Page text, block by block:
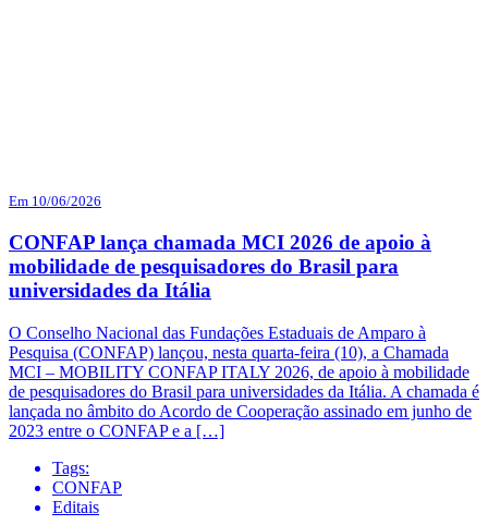
Em 10/06/2026
CONFAP lança chamada MCI 2026 de apoio à
mobilidade de pesquisadores do Brasil para
universidades da Itália
O Conselho Nacional das Fundações Estaduais de Amparo à
Pesquisa (CONFAP) lançou, nesta quarta-feira (10), a Chamada
MCI – MOBILITY CONFAP ITALY 2026, de apoio à mobilidade
de pesquisadores do Brasil para universidades da Itália. A chamada é
lançada no âmbito do Acordo de Cooperação assinado em junho de
2023 entre o CONFAP e a […]
Tags:
CONFAP
Editais